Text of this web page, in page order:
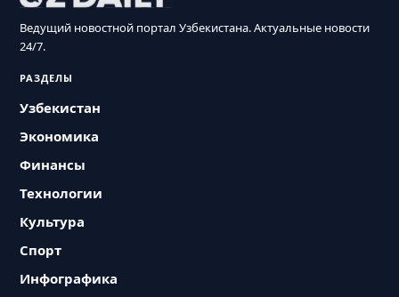
Ведущий новостной портал Узбекистана. Актуальные новости
24/7.
РАЗДЕЛЫ
Узбекистан
Экономика
Финансы
Технологии
Культура
Спорт
Инфографика